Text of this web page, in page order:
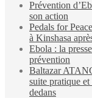
Prévention
son action
Pedals for
à Kinshasa
Ebola : la
prévention
Baltazar
suite pratique
dedans